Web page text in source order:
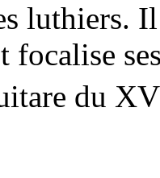
luthiers.
focalise
du